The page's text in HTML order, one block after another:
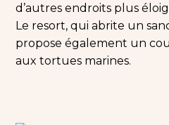
d’autres endroits plus
Le resort, qui abrite un
propose également un
aux tortues marines.